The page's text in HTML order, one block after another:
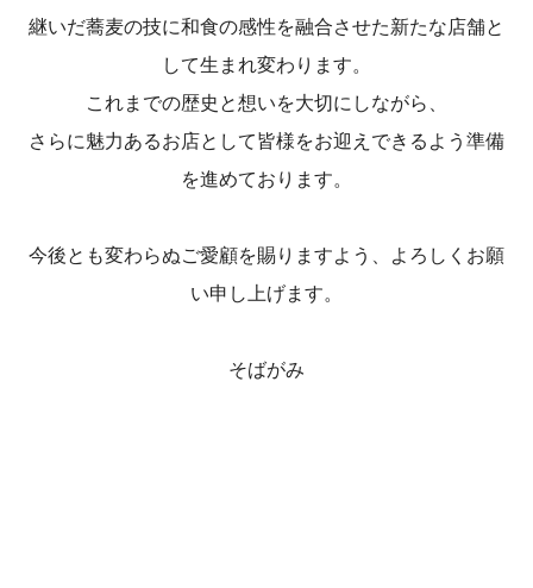
継いだ蕎麦の技に和食の感性を融合させた新たな店舗と
して生まれ変わります。
これまでの歴史と想いを大切にしながら、
さらに魅力あるお店として皆様をお迎えできるよう準備
を進めております。
今後とも変わらぬご愛顧を賜りますよう、よろしくお願
い申し上げます。
そばがみ